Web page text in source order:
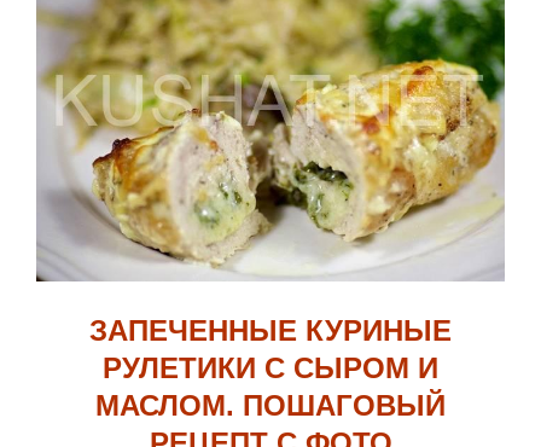
ЗАПЕЧЕННЫЕ КУРИНЫЕ
РУЛЕТИКИ С СЫРОМ И
МАСЛОМ. ПОШАГОВЫЙ